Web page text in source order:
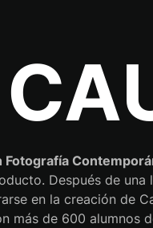
Fotografía
Después de
en la creación de
más de 600 alumnos